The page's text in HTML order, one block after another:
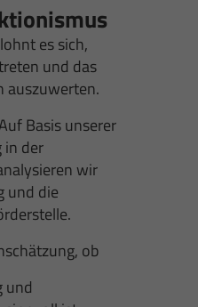
es sich,
und das
auszuwerten.
Basis unserer
in der
wir
und die
ob
und